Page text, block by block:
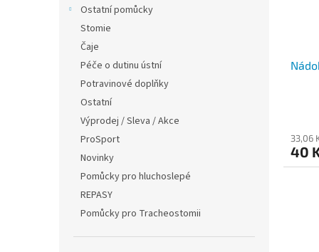
Ostatní pomůcky
Stomie
Čaje
Péče o dutinu ústní
Potravinové doplňky
Ostatní
Výprodej / Sleva / Akce
ProSport
Novinky
Pomůcky pro hluchoslepé
REPASY
Pomůcky pro Tracheostomii
33,06
40